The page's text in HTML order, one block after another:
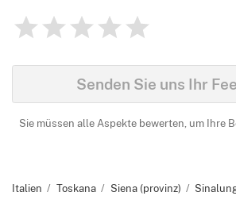
Bewertung
0
1 2 3 4 5
Senden Sie uns Ihr
Sie müssen alle Aspekte bewerten, um Ihre
Italien Toskana Siena (provinz)